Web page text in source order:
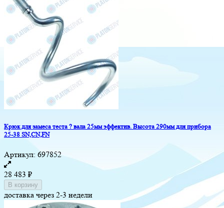
Крюк для замеса теста ? вала 25мм эффектив. Высота 290мм для прибора
25-38 SN,CN,FN
Артикул: 697852
28 483 ₽
В корзину
доставка через 2-3 недели